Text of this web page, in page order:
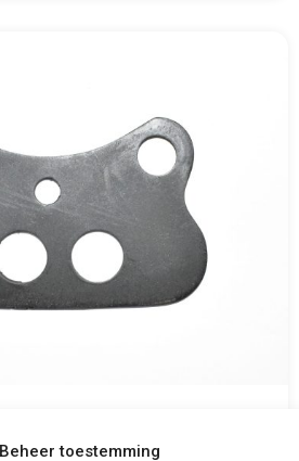
Beheer toestemming
Diesel 2G 811eb